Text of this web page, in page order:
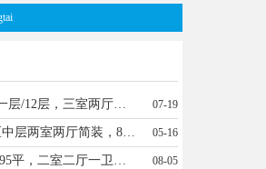
自然城二期131平米一层/12层，三室两厅两卫，精装南北通透，地下储存间15平.电话15803192728中介勿扰 07-19
房主信都区民政小区中层两室两厅简装，88平老证带小房，气水电暖齐全 电话微:18831907522 05-16
唐宁十号，6/23层，95平，二室二厅一卫，精装，双气，地下室，老证，65万。15833616317 08-05